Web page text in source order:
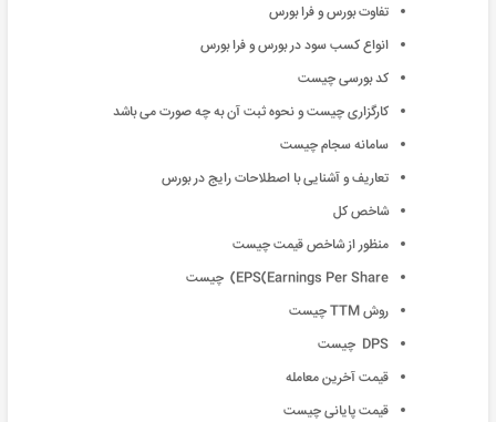
تفاوت بورس و فرا بورس
انواع کسب سود در بورس و فرا بورس
کد بورسی چیست
کارگزاری چیست و نحوه ثبت آن به چه صورت می باشد
سامانه سجام چیست
تعاریف و آشنایی با اصطلاحات رایج در بورس
شاخص کل
منظور از شاخص قیمت چیست
EPS(Earnings Per Share) چیست
روش TTM چیست
DPS چیست
قیمت آخرین معامله
قیمت پایانی چیست